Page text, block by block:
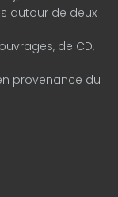
autour de deux
de CD,
provenance du